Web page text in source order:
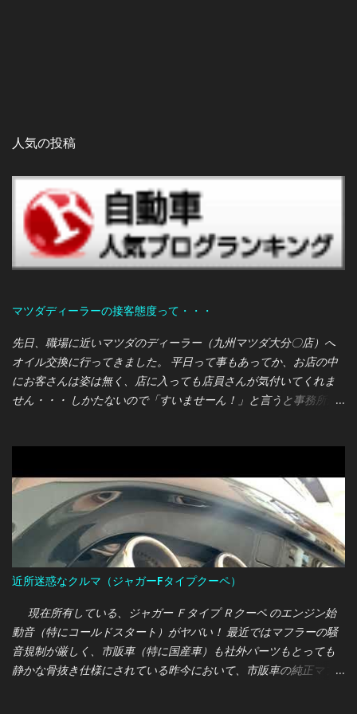
人気の投稿
マツダディーラーの接客態度って・・・
先日、職場に近いマツダのディーラー（九州マツダ大分〇店）へ
オイル交換に行ってきました。 平日って事もあってか、お店の中
にお客さんは姿は無く、店に入っても店員さんが気付いてくれま
せん・・・ しかたないので「すいませーん！」と言うと事務所か
か？ 営業マン：ちょうど今マツダは各種パックプランを見直して
いる最中なので、現在は取り扱っていません。 オレ：そうです
か・・・では、通常の価格で交換をお願いします。 営業マン：わ
かりました。では今回は〇000円で交換させていただきます。 ま
ぁ、ここまではフツー？のやり取りだったのですが、作業を待っ
ている時間の店員の態度に驚かされました・・・
近所迷惑なクルマ（ジャガーFタイプクーペ）
現在所有している、ジャガー Ｆタイプ Ｒクーペ のエンジン始
動音（特にコールドスタート）がヤバい！ 最近ではマフラーの騒
音規制が厳しく、市販車（特に国産車）も社外パーツもとっても
静かな骨抜き仕様にされている昨今において、市販車の純正マフ